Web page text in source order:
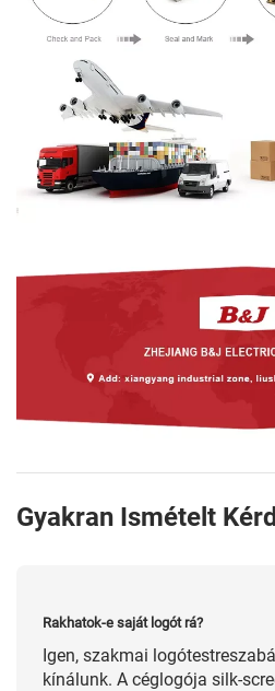
Gyakran Ismételt
Rakhatok-e saját logót rá?
Igen, szakmai
kínálunk. A céglogója silk-